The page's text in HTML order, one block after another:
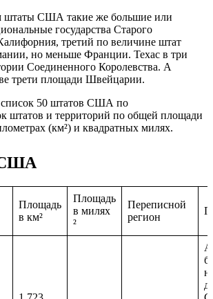
штаты США такие же большие или
государства Старого
третий по величине штат
но меньше Франции. Техас в три
Соединенного Королевства. А
трети площади Швейцарии.
50 штатов США по
штатов и территорий по общей площади
(км²) и квадратных милях.
США
Площадь
в км²
Площадь
в милях
²
Переписной
регион